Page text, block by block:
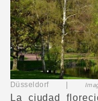
Düsseldorf |
La ciudad